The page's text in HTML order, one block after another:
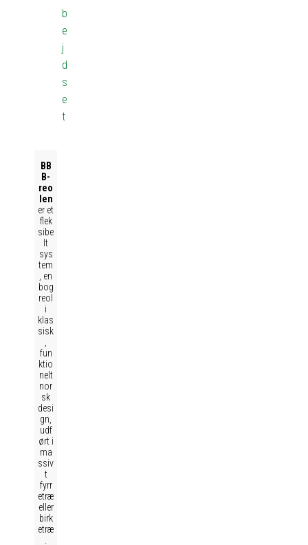
b
e
j
d
s
e
t
BB
B-
reo
len
er et
flek
sibe
lt
sys
tem
, en
bog
reol
i
klas
sisk
fun
ktio
nelt
nor
sk
desi
gn,
udf
ørt i
ma
ssiv
t
fyrr
etræ
eller
birk
etræ